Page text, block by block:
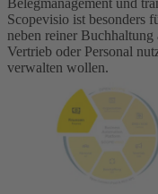
Belegmanagement und
Scopevisio ist besonders
neben reiner
Vertrieb oder Personal
verwalten wollen.